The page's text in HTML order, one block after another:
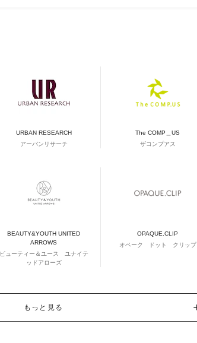
URBAN RESEARCH
アーバンリサーチ
The COMP＿US
ザコンプアス
BEAUTY&YOUTH UNITED
ARROWS
ビューティー＆ユース ユナイテ
ッドアローズ
OPAQUE.CLIP
オペーク ドット クリップ
もっと見る